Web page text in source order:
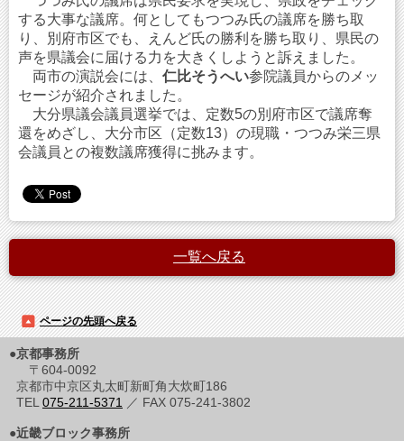
する大事な議席。何としてもつつみ氏の議席を勝ち取
り、別府市区でも、えんど氏の勝利を勝ち取り、県民の
声を県議会に届ける力を大きくしようと訴えました。
両市の演説会には、 仁比そうへい参院議員からのメッ
セージが紹介されました。
大分県議会議員選挙では、定数5の別府市区で議席奪
還をめざし、大分市区（定数13）の現職・つつみ栄三県
会議員との複数議席獲得に挑みます。
一覧へ戻る
ページの先頭へ戻る
●京都事務所
〒604-0092
京都市中京区丸太町新町角大炊町186
TEL 075-211-5371 ／ FAX 075-241-3802
●近畿ブロック事務所